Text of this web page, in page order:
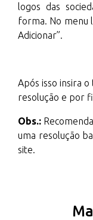
logos das
forma. No menu
Adicionar”.
Após isso insira
resolução e por
Obs.:
uma resolução
site.